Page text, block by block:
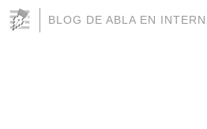
BLOG DE ABLA EN